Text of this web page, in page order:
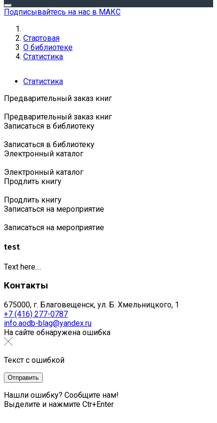
Подписывайтесь на нас в МАКС
Стартовая
О библиотеке
Статистика
Статистика
Предварительный заказ книг
Предварительный заказ книг
Записаться в библиотеку
Записаться в библиотеку
Электронный каталог
Электронный каталог
Продлить книгу
Продлить книгу
Записаться на мероприятие
Записаться на мероприятие
test
Text here....
Контакты
675000, г. Благовещенск, ул. Б. Хмельницкого, 1
+7 (416) 277-0787
info.aodb-blag@yandex.ru
На сайте обнаружена ошибка
Текст с ошибкой
Нашли ошибку? Сообщите нам!
Выделите и нажмите Ctr+Enter